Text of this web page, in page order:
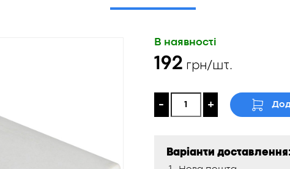
В наявності
192 грн/шт.
- +
Варіанти